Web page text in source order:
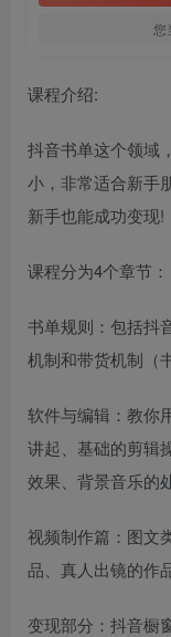
您
课程介绍:
抖音书单这个领域
小，非常适合新手
新手也能成功变现!
课程分为4个章节：
书单规则：包括抖
机制和带货机制（
软件与编辑：教你
讲起、基础的剪辑
效果、背景音乐的
视频制作篇：图文
品、真人出镜的作
变现部分：抖音橱